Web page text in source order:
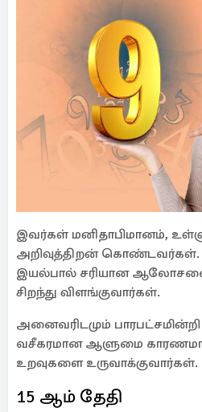
இவர்கள் மனிதாபிமானம்,
அறிவுத்திறன் கொண்டவர்கள்.
இயல்பால் சரியான
சிறந்து விளங்குவார்கள்.
அனைவரிடமும்
வசீகரமான ஆளுமை
உறவுகளை உருவாக்குவார்கள்.
15 ஆம் தேதி